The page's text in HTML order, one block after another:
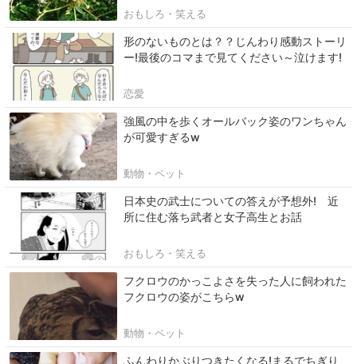
おもしろ・笑える
形のないものとは？？じんわり感動ストーリ
ー!最後のコマまで見てください～泣けます!
恋愛
強風の中を歩くオールバック姿のワンちゃん
が可愛すぎるw
動物・ペット
日本史の武士についての答えが予想外! 近
所に住む落ち武者と女子高生とお話
おもしろ・笑える
フクロウのかっこよさを失った人に飼われた
フクロウの姿がこちらw
動物・ペット
ふんわりかぶりつきたくなる!まるでちぎり